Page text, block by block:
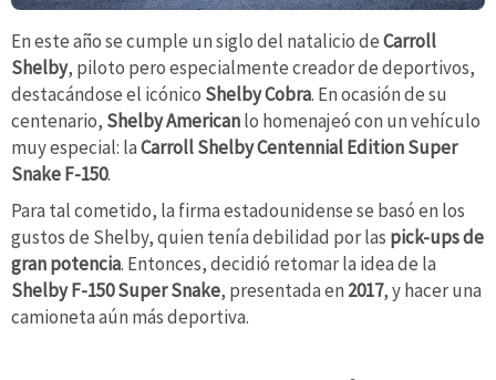
En este año se cumple un siglo del natalicio deCarroll
Shelby, piloto pero especialmente creador de deportivos,
destacándose el icónico Shelby Cobra. En ocasión de su
centenario, Shelby Americanlo homenajeó con un vehículo
muy especial: laCarroll Shelby Centennial Edition Super
Snake F-150.
Para tal cometido, la firma estadounidense se basó en los
gustos de Shelby, quien tenía debilidad por las pick-ups de
gran potencia. Entonces, decidió retomar la idea de la
Shelby F-150 Super Snake, presentada en 2017, y hacer una
camioneta aún más deportiva.